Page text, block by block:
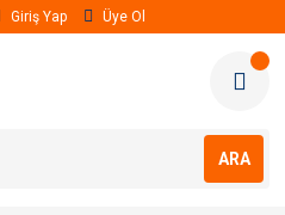
Giriş Yap Üye Ol
ARA